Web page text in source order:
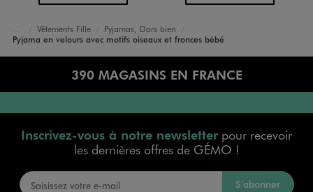
Accueil
Bébé
Vêtements Fille
Pyjamas, Dors bien
Pyjama en velours avec motifs oiseaux et fronces bébé
390 MAGASINS EN FRANCE
Inscrivez-vous à notre newsletterpour recevoir
les dernières offres de GÉMO !
S’abonner